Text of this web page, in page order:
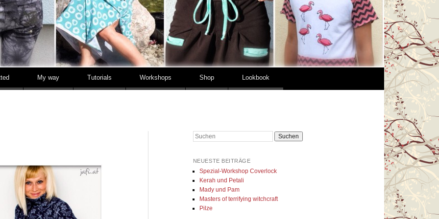
My way Tutorials Workshops Shop Lookbook
Suchen
NEUESTE BEITRÄGE
Spezial-Workshop Coverlock
Kerah und Petali
Mady und Pam
Masters of terrifying witchcraft
Pilze